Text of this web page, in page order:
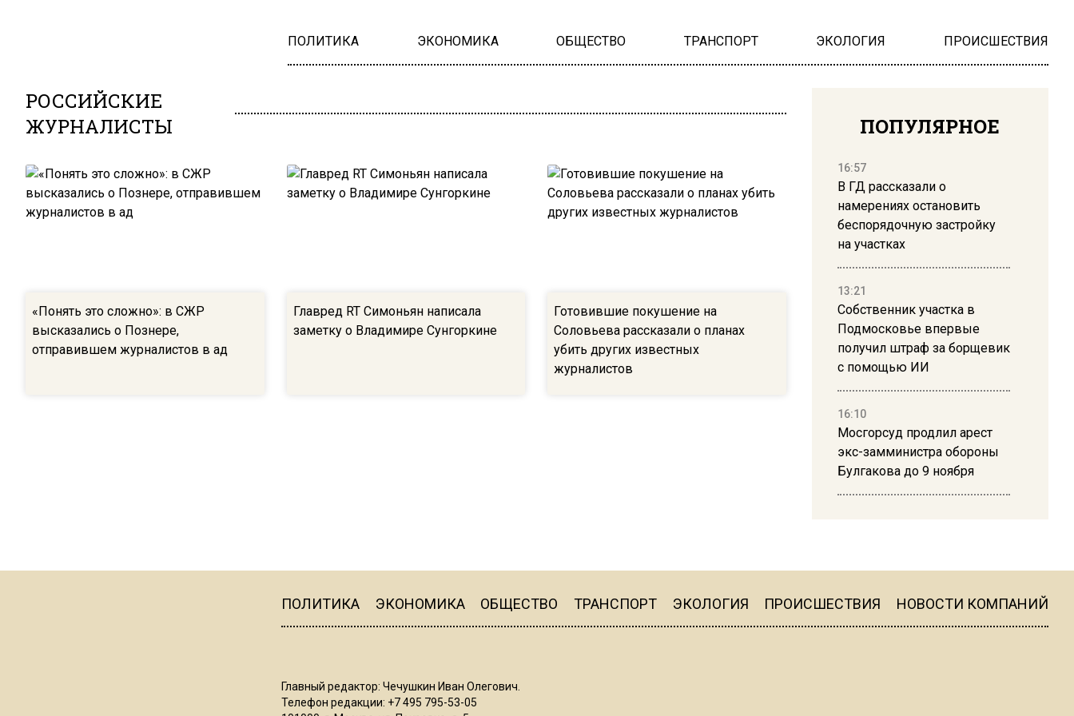
ПОЛИТИКА ЭКОНОМИКА ОБЩЕСТВО ТРАНСПОРТ ЭКОЛОГИЯ ПРОИСШЕСТВИЯ
РОССИЙСКИЕ
ЖУРНАЛИСТЫ
«Понять это сложно»: в СЖР
высказались о Познере,
отправившем журналистов в ад
Главред RT Симоньян написала
заметку о Владимире Сунгоркине
Готовившие покушение на
Соловьева рассказали о планах
убить других известных
журналистов
ПОПУЛЯРНОЕ
16:57
В ГД рассказали о
намерениях остановить
беспорядочную застройку
на участках
13:21
Собственник участка в
Подмосковье впервые
получил штраф за борщевик
с помощью ИИ
16:10
Мосгорсуд продлил арест
экс-замминистра обороны
Булгакова до 9 ноября
16:19
ПОЛИТИКА ЭКОНОМИКА ОБЩЕСТВО ТРАНСПОРТ ЭКОЛОГИЯ ПРОИСШЕСТВИЯ НОВОСТИ КОМПАНИЙ
Главный редактор: Чечушкин Иван Олегович.
Телефон редакции: +7 495 795-53-05